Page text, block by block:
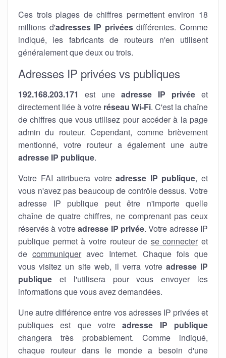
Ces trois plages de chiffres permettent environ 18
millions d'adresses IP privéesdifférentes. Comme
indiqué, les fabricants de routeurs n'en utilisent
généralement que deux ou trois.
Adresses IP privées vs publiques
192.168.203.171 est une adresse IP privée et
directement liée à votre réseau Wi-Fi. C'est la chaîne
de chiffres que vous utilisez pour accéder à la page
admin du routeur. Cependant, comme brièvement
mentionné, votre routeur a également une autre
adresse IP publique.
Votre FAI attribuera votreadresse IP publique, et
vous n'avez pas beaucoup de contrôle dessus. Votre
adresse IP publique peut être n'importe quelle
chaîne de quatre chiffres, ne comprenant pas ceux
réservés à votreadresse IP privée. Votre adresse IP
publique permet à votre routeur de se connecter et
decommuniquer avec Internet. Chaque fois que
vous visitez un site web, il verra votre adresse IP
publique et l'utilisera pour vous envoyer les
informations que vous avez demandées.
Une autre différence entre vos adresses IP privées et
publiques est que votreadresse IP publique
changera très probablement. Comme indiqué,
chaque routeur dans le monde a besoin d'une